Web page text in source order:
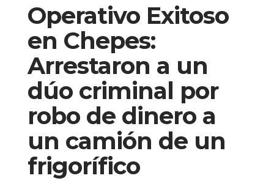
Operativo Exitoso
en Chepes:
Arrestaron a un
dúo criminal por
robo de dinero a
un camión de un
frigorífico